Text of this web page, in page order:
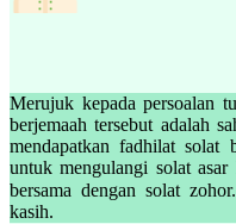
Merujuk kepada persoalan
berjemaah tersebut adalah
mendapatkan fadhilat solat
untuk mengulangi solat asar
bersama dengan solat zohor. والله أعلم بالصواب Sekian, terima
kasih.